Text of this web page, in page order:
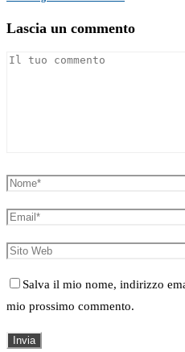
Lascia un commento
Salva il mio nome, indirizzo
mio prossimo commento.